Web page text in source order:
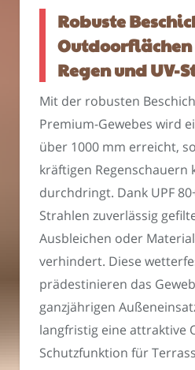
Robuste
Regen und UV-
Mit der robusten
Premium-Gewebes wird
über 1000 mm erreicht,
kräftigen Regenschauern
durchdringt. Dank UPF
Strahlen zuverlässig
Ausbleichen oder
verhindert. Diese
prädestinieren das
ganzjährigen
langfristig eine attraktive
Schutzfunktion für